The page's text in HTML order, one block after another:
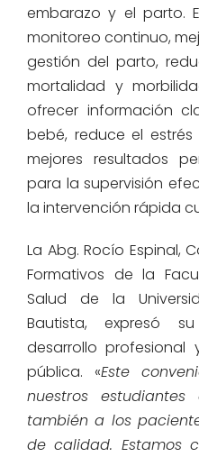
embarazo y el parto.
monitoreo continuo,
gestión del parto,
mortalidad y
ofrecer información
bebé, reduce el
mejores resultados
para la supervisión
la intervención rápida
La Abg. Rocío Espinal,
Formativos de la
Salud de la
Bautista, expresó
desarrollo
pública. «Este
nuestros
también a los
de calidad. Estamos